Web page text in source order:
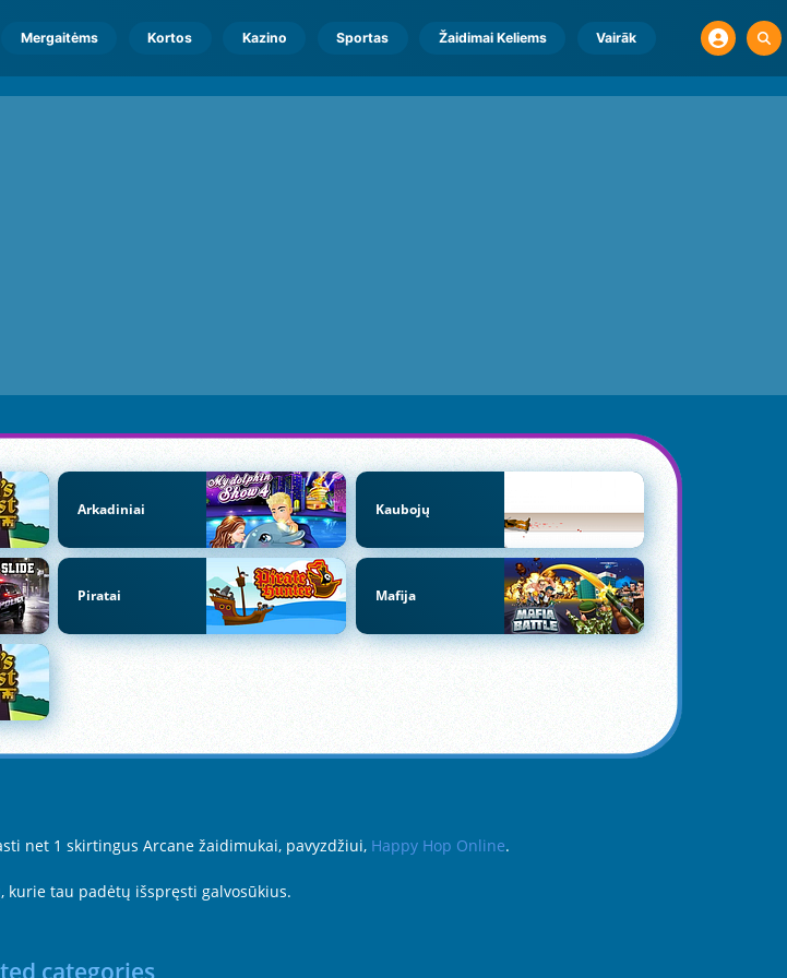
Mergaitėms Kortos Kazino Sportas Žaidimai Keliems Vairāk
Arkadiniai Kaubojų
Piratai Mafija
net 1 skirtingus Arcane žaidimukai, pavyzdžiui, Happy Hop Online.
kurie tau padėtų išspręsti galvosūkius.
categories